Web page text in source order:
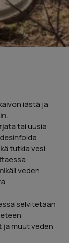
iästä ja
tai uusia
tutkia vesi
veden
selvitetään
muut veden
miten